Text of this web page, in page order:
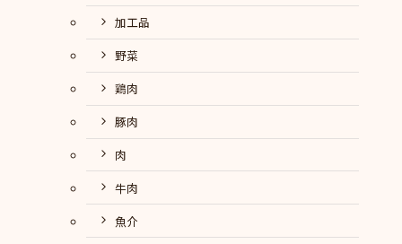
加工品
野菜
鶏肉
豚肉
肉
牛肉
魚介